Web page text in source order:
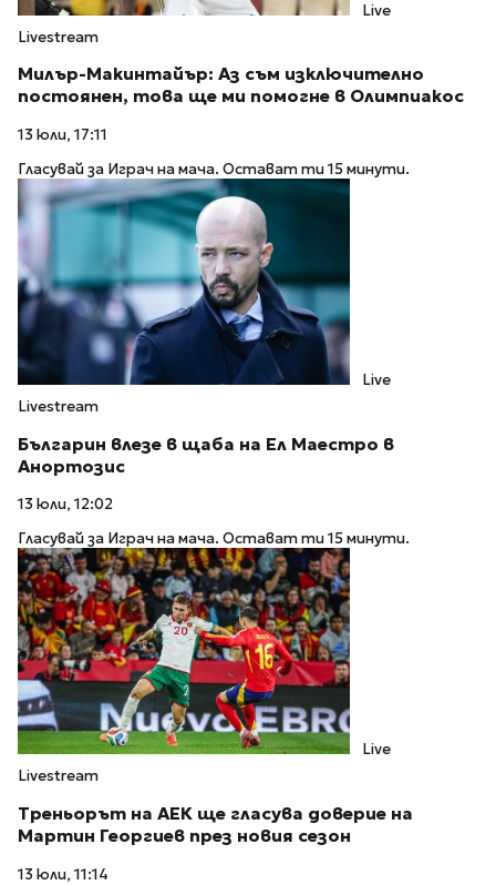
Live
Livestream
Милър-Макинтайър: Аз съм изключително
постоянен, това ще ми помогне в Олимпиакос
13 юли, 17:11
Гласувай за Играч на мача. Остават ти 15 минути.
Live
Livestream
Българин влезе в щаба на Ел Маестро в
Анортозис
13 юли, 12:02
Гласувай за Играч на мача. Остават ти 15 минути.
Live
Livestream
Треньорът на АЕК ще гласува доверие на
Мартин Георгиев през новия сезон
13 юли, 11:14